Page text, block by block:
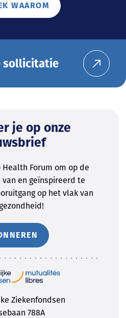
WAAROM
sollicitatie
je op onze
Forum om op de
en geïnspireerd te
op het vlak van
Ziekenfondsen
788A